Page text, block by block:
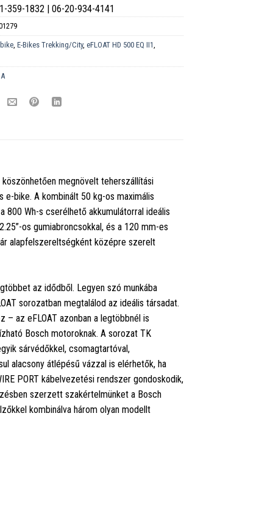
359-1832 | 06-20-934-4141
,E-Bikes Trekking/City,eFLOAT HD 500 EQ II1
megnövelt teherszállítási
e-bike. A kombinált 50 kg-os maximális
800 Wh-s cserélhető akkumulátorral ideális
os gumiabroncsokkal, és a 120 mm-es
alapfelszereltségként középre szerelt
az idődből. Legyen szó munkába
sorozatban megtalálod az ideális társadat.
– az eFLOAT azonban a legtöbbnél is
Bosch motoroknak. A sorozat TK
sárvédőkkel, csomagtartóval,
alacsony átlépésű vázzal is elérhetők, ha
PORT kábelvezetési rendszer gondoskodik,
szerzett szakértelmünket a Bosch
kombinálva három olyan modellt